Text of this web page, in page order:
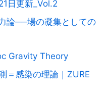
日更新_Vol.2
論──場の凝集としての
Gravity Theory
＝感染の理論｜ZURE